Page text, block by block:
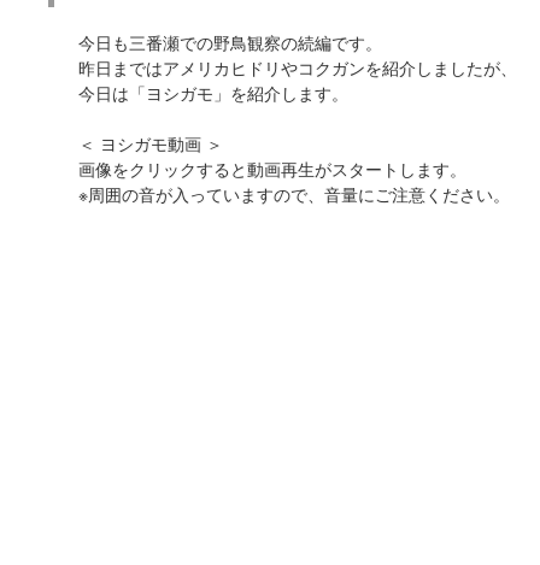
今日も三番瀬での野鳥観察の続編です。
昨日まではアメリカヒドリやコクガンを紹介しましたが、
今日は「ヨシガモ」を紹介します。
＜ ヨシガモ動画 ＞
画像をクリックすると動画再生がスタートします。
※周囲の音が入っていますので、音量にご注意ください。